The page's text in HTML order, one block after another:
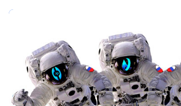
традиции прошел в Доме
посвященных 50-летию
Томской области.